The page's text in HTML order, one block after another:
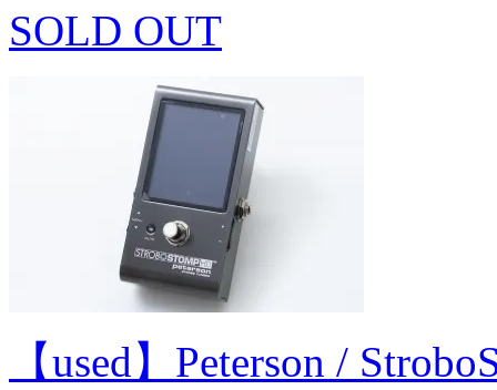
SOLD OUT
【used】Peterson /